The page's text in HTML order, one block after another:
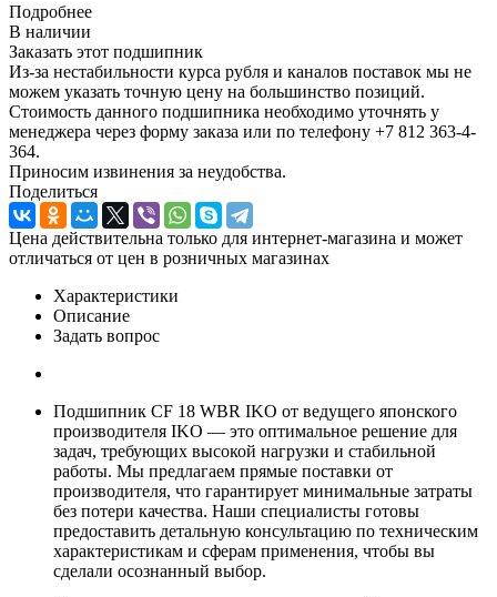
Подробнее
В наличии
Заказать этот подшипник
Из-за нестабильности курса рубля и каналов поставок мы не
можем указать точную цену на большинство позиций.
Стоимость данного подшипника необходимо уточнять у
менеджера через форму заказа или по телефону +7 812 363-4-
364.
Приносим извинения за неудобства.
Поделиться
Цена действительна только для интернет-магазина и может
отличаться от цен в розничных магазинах
Характеристики
Описание
Задать вопрос
Подшипник CF 18 WBR IKO от ведущего японского
производителя IKO — это оптимальное решение для
задач, требующих высокой нагрузки и стабильной
работы. Мы предлагаем прямые поставки от
производителя, что гарантирует минимальные затраты
без потери качества. Наши специалисты готовы
предоставить детальную консультацию по техническим
характеристикам и сферам применения, чтобы вы
сделали осознанный выбор.